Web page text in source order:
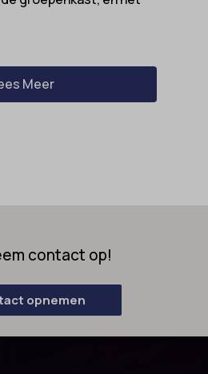
Meer
contact op!
opnemen